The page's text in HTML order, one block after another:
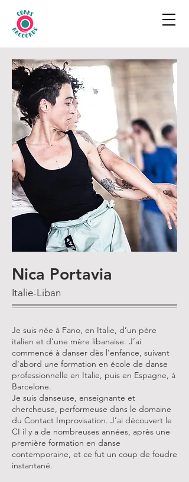
Nica Portavia
Italie-Liban
Je suis née à Fano, en Italie, d’un père
italien et d’une mère libanaise. J’ai
commencé à danser dès l’enfance, suivant
d’abord une formation en école de danse
professionnelle en Italie, puis en Espagne, à
Barcelone.
Je suis danseuse, enseignante et
chercheuse, performeuse dans le domaine
du Contact Improvisation. J’ai découvert le
CI il y a de nombreuses années, après une
première formation en danse
contemporaine, et ce fut un coup de foudre
instantané.